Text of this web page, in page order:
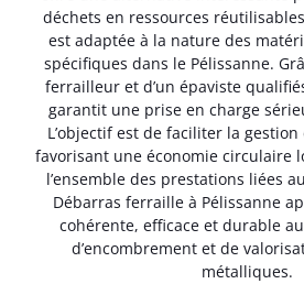
déchets en ressources
est adaptée à la nature des
spécifiques dans le Pélissanne.
ferrailleur et d’un épaviste
garantit une prise en charge
L’objectif est de faciliter la
favorisant une économie circulaire
l’ensemble des prestations liées
Débarras ferraille à Pélissanne
cohérente, efficace et durable
d’encombrement et de
métalliques.